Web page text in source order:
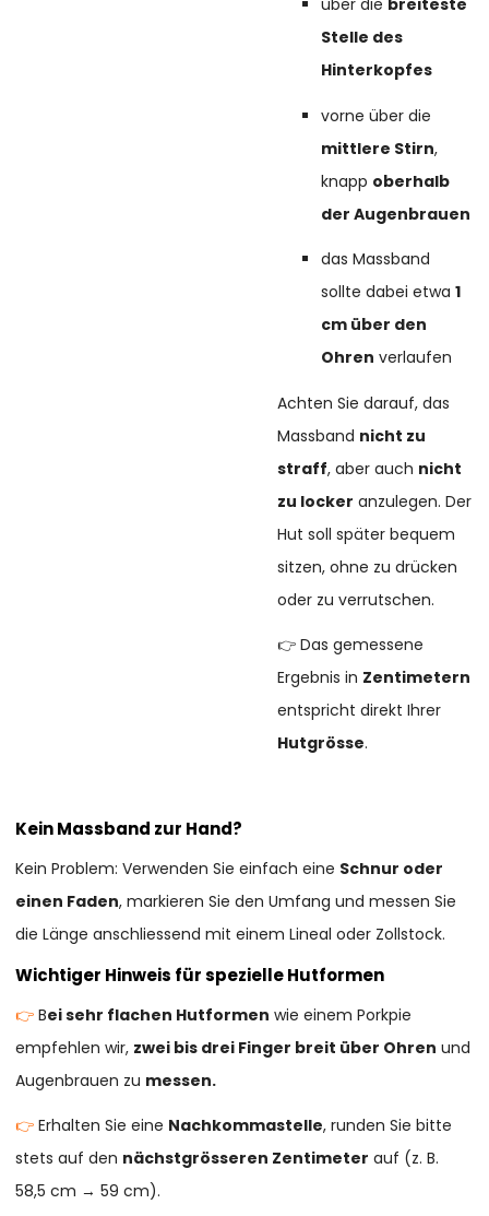
über die breiteste
Stelle des
Hinterkopfes
vorne über die
mittlere Stirn,
knapp oberhalb
der Augenbrauen
das Massband
sollte dabei etwa1
cm über den
Ohren verlaufen
Achten Sie darauf, das
Massband nicht zu
straff, aber auch nicht
zu locker anzulegen. Der
Hut soll später bequem
sitzen, ohne zu drücken
oder zu verrutschen.
👉 Das gemessene
Ergebnis in Zentimetern
entspricht direkt Ihrer
Hutgrösse.
Kein Massband zur Hand?
Kein Problem: Verwenden Sie einfach eine Schnur oder
einen Faden, markieren Sie den Umfang und messen Sie
die Länge anschliessend mit einem Lineal oder Zollstock.
Wichtiger Hinweis für spezielle Hutformen
👉Bei sehr flachen Hutformen wie einem Porkpie
empfehlen wir, zwei bis drei Finger breit über Ohren und
Augenbrauen zu messen.
👉Erhalten Sie eine Nachkommastelle, runden Sie bitte
stets auf den nächstgrösseren Zentimeter auf (z. B.
58,5 cm → 59 cm).